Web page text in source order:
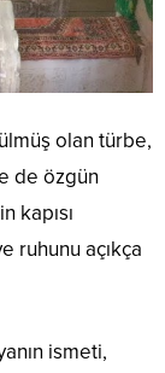
olan türbe,
de özgün
kapısı
ruhunu açıkça
ismeti,